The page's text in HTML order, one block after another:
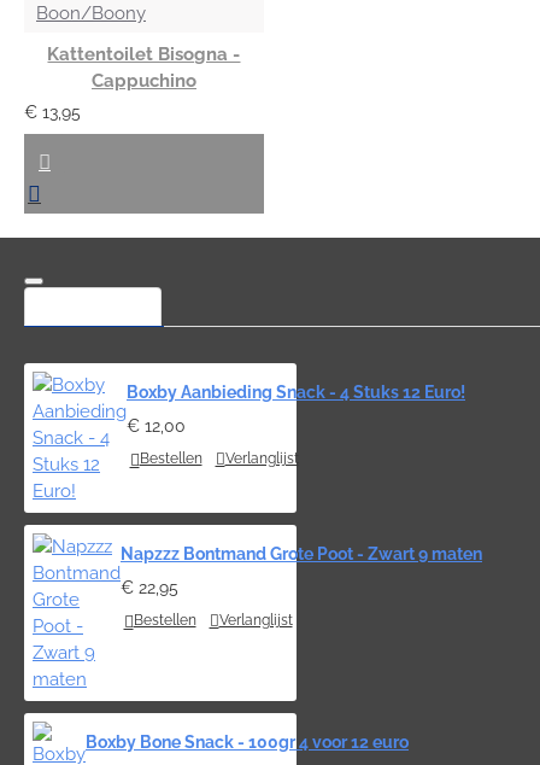
Boon/Boony
Kattentoilet Bisogna -
Cappuchino
€ 13,95
Boxby Aanbieding Snack - 4 Stuks 12 Euro!
€ 12,00
Bestellen Verlanglijst
Napzzz Bontmand Grote Poot - Zwart 9 maten
€ 22,95
Bestellen Verlanglijst
Boxby Bone Snack - 100gr 4 voor 12 euro